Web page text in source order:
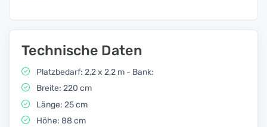
Technische Daten
Platzbedarf: 2,2 x 2,2 m - Bank:
Breite: 220 cm
Länge: 25 cm
Höhe: 88 cm